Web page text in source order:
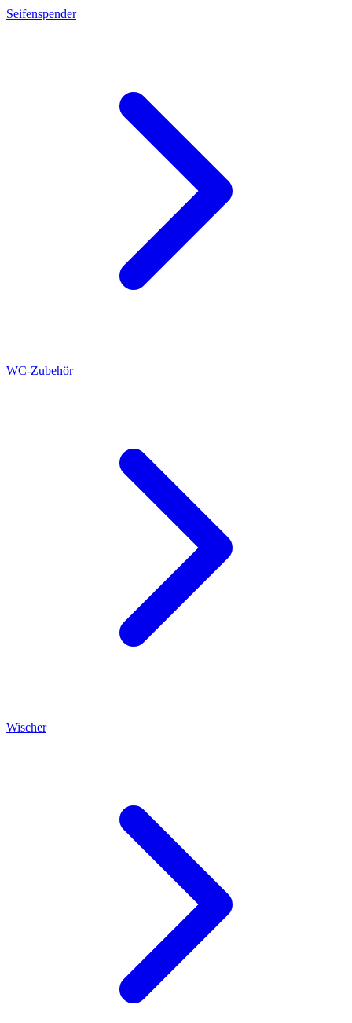
Seifenspender
WC-Zubehör
Wischer